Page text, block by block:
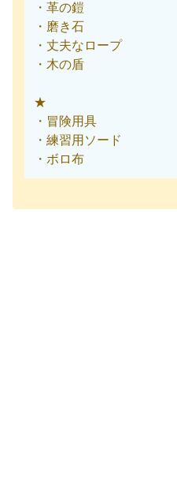
・革の鎧
・磨き石
・丈夫なロープ
・木の盾
★
・冒険用具
・練習用ソード
・ボロ布